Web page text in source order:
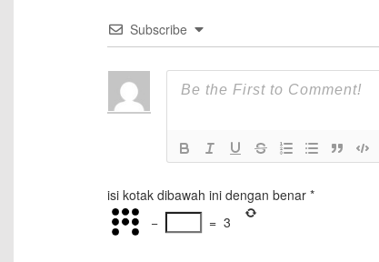
Subscribe
isi kotak dibawah ini dengan benar*
−
= 3